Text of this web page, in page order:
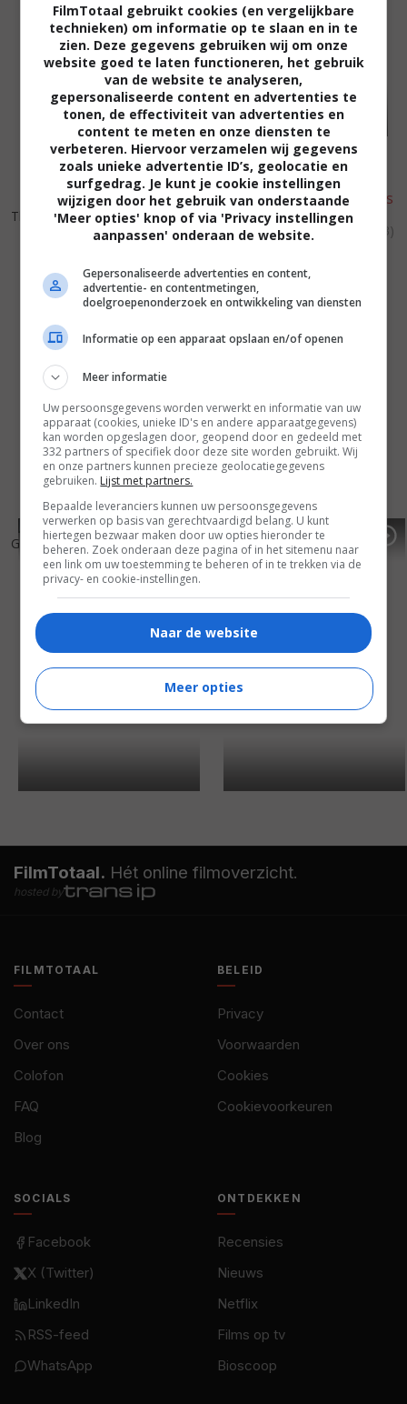
5,8
The Balcony (1963) 6,2
The Comedy of Terrors (1963)
6,8
Griezelverhalen (1962) 8,5
The Apartment (1960)
FilmTotaal. Hét online filmoverzicht.
hosted by
FILMTOTAAL
Contact
Over ons
Colofon
FAQ
Blog
BELEID
Privacy
Voorwaarden
Cookies
Cookievoorkeuren
SOCIALS
Facebook
X (Twitter)
LinkedIn
RSS-feed
WhatsApp
ONTDEKKEN
Recensies
Nieuws
Netflix
Films op tv
Bioscoop
FilmTotaal gebruikt cookies (en vergelijkbare
technieken) om informatie op te slaan en in te
zien. Deze gegevens gebruiken wij om onze
website goed te laten functioneren, het gebruik
van de website te analyseren,
gepersonaliseerde content en advertenties te
tonen, de effectiviteit van advertenties en
content te meten en onze diensten te
verbeteren. Hiervoor verzamelen wij gegevens
zoals unieke advertentie ID’s, geolocatie en
surfgedrag. Je kunt je cookie instellingen
wijzigen door het gebruik van onderstaande
'Meer opties' knop of via 'Privacy instellingen
aanpassen' onderaan de website.
Gepersonaliseerde advertenties en content,
advertentie- en contentmetingen,
doelgroepenonderzoek en ontwikkeling van diensten
Informatie op een apparaat opslaan en/of openen
Meer informatie
Uw persoonsgegevens worden verwerkt en informatie van uw
apparaat (cookies, unieke ID's en andere apparaatgegevens)
kan worden opgeslagen door, geopend door en gedeeld met
332 partners of specifiek door deze site worden gebruikt. Wij
en onze partners kunnen precieze geolocatiegegevens
gebruiken. Lijst met partners.
Bepaalde leveranciers kunnen uw persoonsgegevens
verwerken op basis van gerechtvaardigd belang. U kunt
hiertegen bezwaar maken door uw opties hieronder te
beheren. Zoek onderaan deze pagina of in het sitemenu naar
een link om uw toestemming te beheren of in te trekken via de
privacy- en cookie-instellingen.
Naar de website
Meer opties